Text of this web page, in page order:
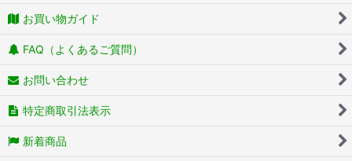
お買い物ガイド
FAQ（よくあるご質問）
お問い合わせ
特定商取引法表示
新着商品